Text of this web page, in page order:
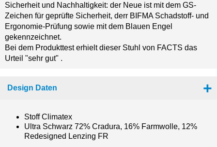
Sicherheit und Nachhaltigkeit: der Neue ist mit dem GS-
Zeichen für geprüfte Sicherheit, derr BIFMA Schadstoff- und
Ergonomie-Prüfung sowie mit dem Blauen Engel
gekennzeichnet.
Bei dem Produkttest erhielt dieser Stuhl von FACTS das
Urteil "sehr gut" .
Design Daten
Stoff Climatex
Ultra Schwarz 72% Cradura, 16% Farmwolle, 12%
Redesigned Lenzing FR